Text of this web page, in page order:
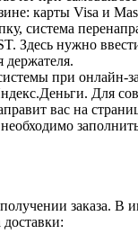
карты Visa и
система
Здесь нужно
держателя.
при онлайн-
Для
вас на
необходимо
заказа. В